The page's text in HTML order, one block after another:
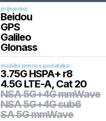
prijemnici
Beidou
GPS
Galileo
Glonass
mobilni prenos podataka
3.75G HSPA+ r8
4.5G LTE-A, Cat 20
NSA 5G+4G mmWave
NSA 5G+4G sub6
SA 5G mmWave